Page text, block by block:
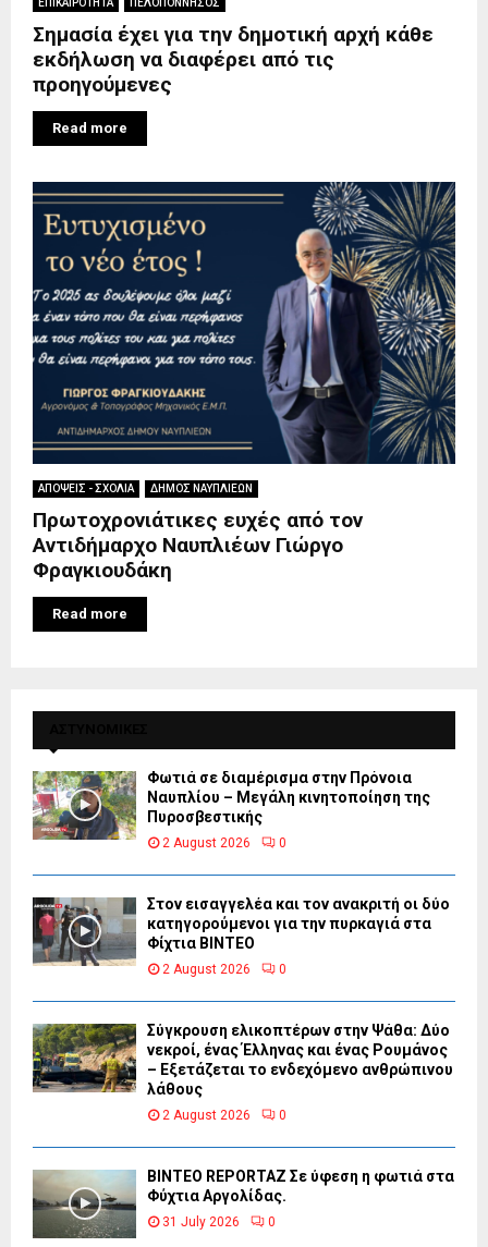
ΕΠΙΚΑΙΡΟΤΗΤΑ
ΠΕΛΟΠΟΝΝΗΣΟΣ
Σημασία έχει για την δημοτική αρχή κάθε
εκδήλωση να διαφέρει από τις
προηγούμενες
Read more
ΑΠΟΨΕΙΣ - ΣΧΟΛΙΑ ΔΗΜΟΣ ΝΑΥΠΛΙΕΩΝ
Πρωτοχρονιάτικες ευχές από τον
Αντιδήμαρχο Ναυπλιέων Γιώργο
Φραγκιουδάκη
Read more
Φωτιά σε διαμέρισμα στην Πρόνοια
Ναυπλίου – Μεγάλη κινητοποίηση της
Πυροσβεστικής
2 August 2026 0
Στον εισαγγελέα και τον ανακριτή οι δύο
κατηγορούμενοι για την πυρκαγιά στα
Φίχτια ΒΙΝΤΕΟ
2 August 2026 0
Σύγκρουση ελικοπτέρων στην Ψάθα: Δύο
νεκροί, ένας Έλληνας και ένας Ρουμάνος
– Εξετάζεται το ενδεχόμενο ανθρώπινου
λάθους
2 August 2026 0
BINTEO REPORTAZ Σε ύφεση η φωτιά στα
Φύχτια Αργολίδας.
31 July 2026 0